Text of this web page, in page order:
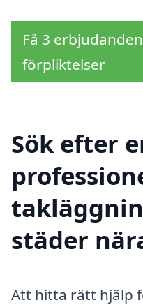
Få 3
förpliktelser
Sök efter
städer
Att hitta rätt hjälp